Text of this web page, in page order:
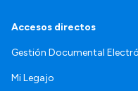
Accesos directos
Gestión Documental
Mi Legajo